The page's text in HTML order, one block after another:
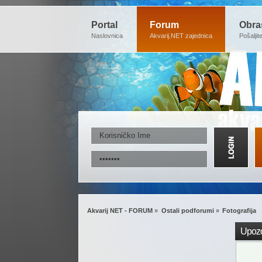
Portal
Naslovnica
Forum
Akvarij.NET zajednica
Akvarij NET - FORUM » Ostali podforumi» Fotografija